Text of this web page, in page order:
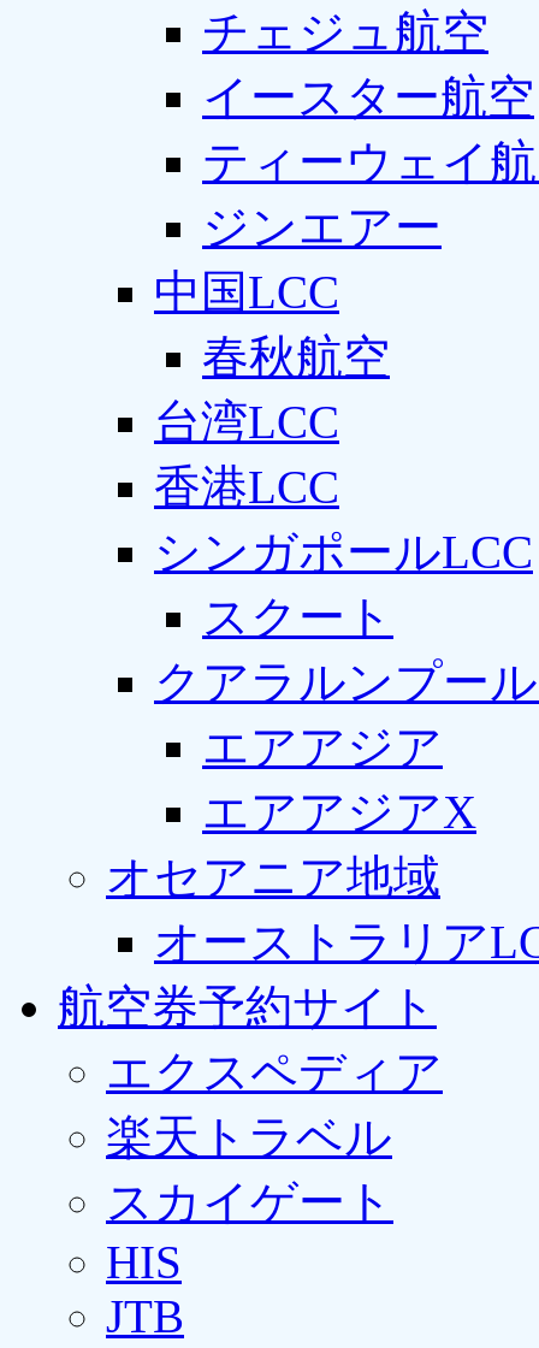
チェジュ航空
イースター航空
ティーウェイ
ジンエアー
中国LCC
春秋航空
台湾LCC
香港LCC
シンガポールLCC
スクート
クアラルンプー
エアアジア
エアアジアX
オセアニア地域
オーストラリア
航空券予約サイト
エクスペディア
楽天トラベル
スカイゲート
HIS
JTB